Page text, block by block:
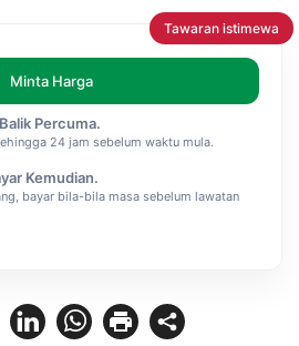
Tawaran istimewa
Minta Harga
Percuma.
24 jam sebelum waktu mula.
Kemudian.
bayar bila-bila masa sebelum lawatan